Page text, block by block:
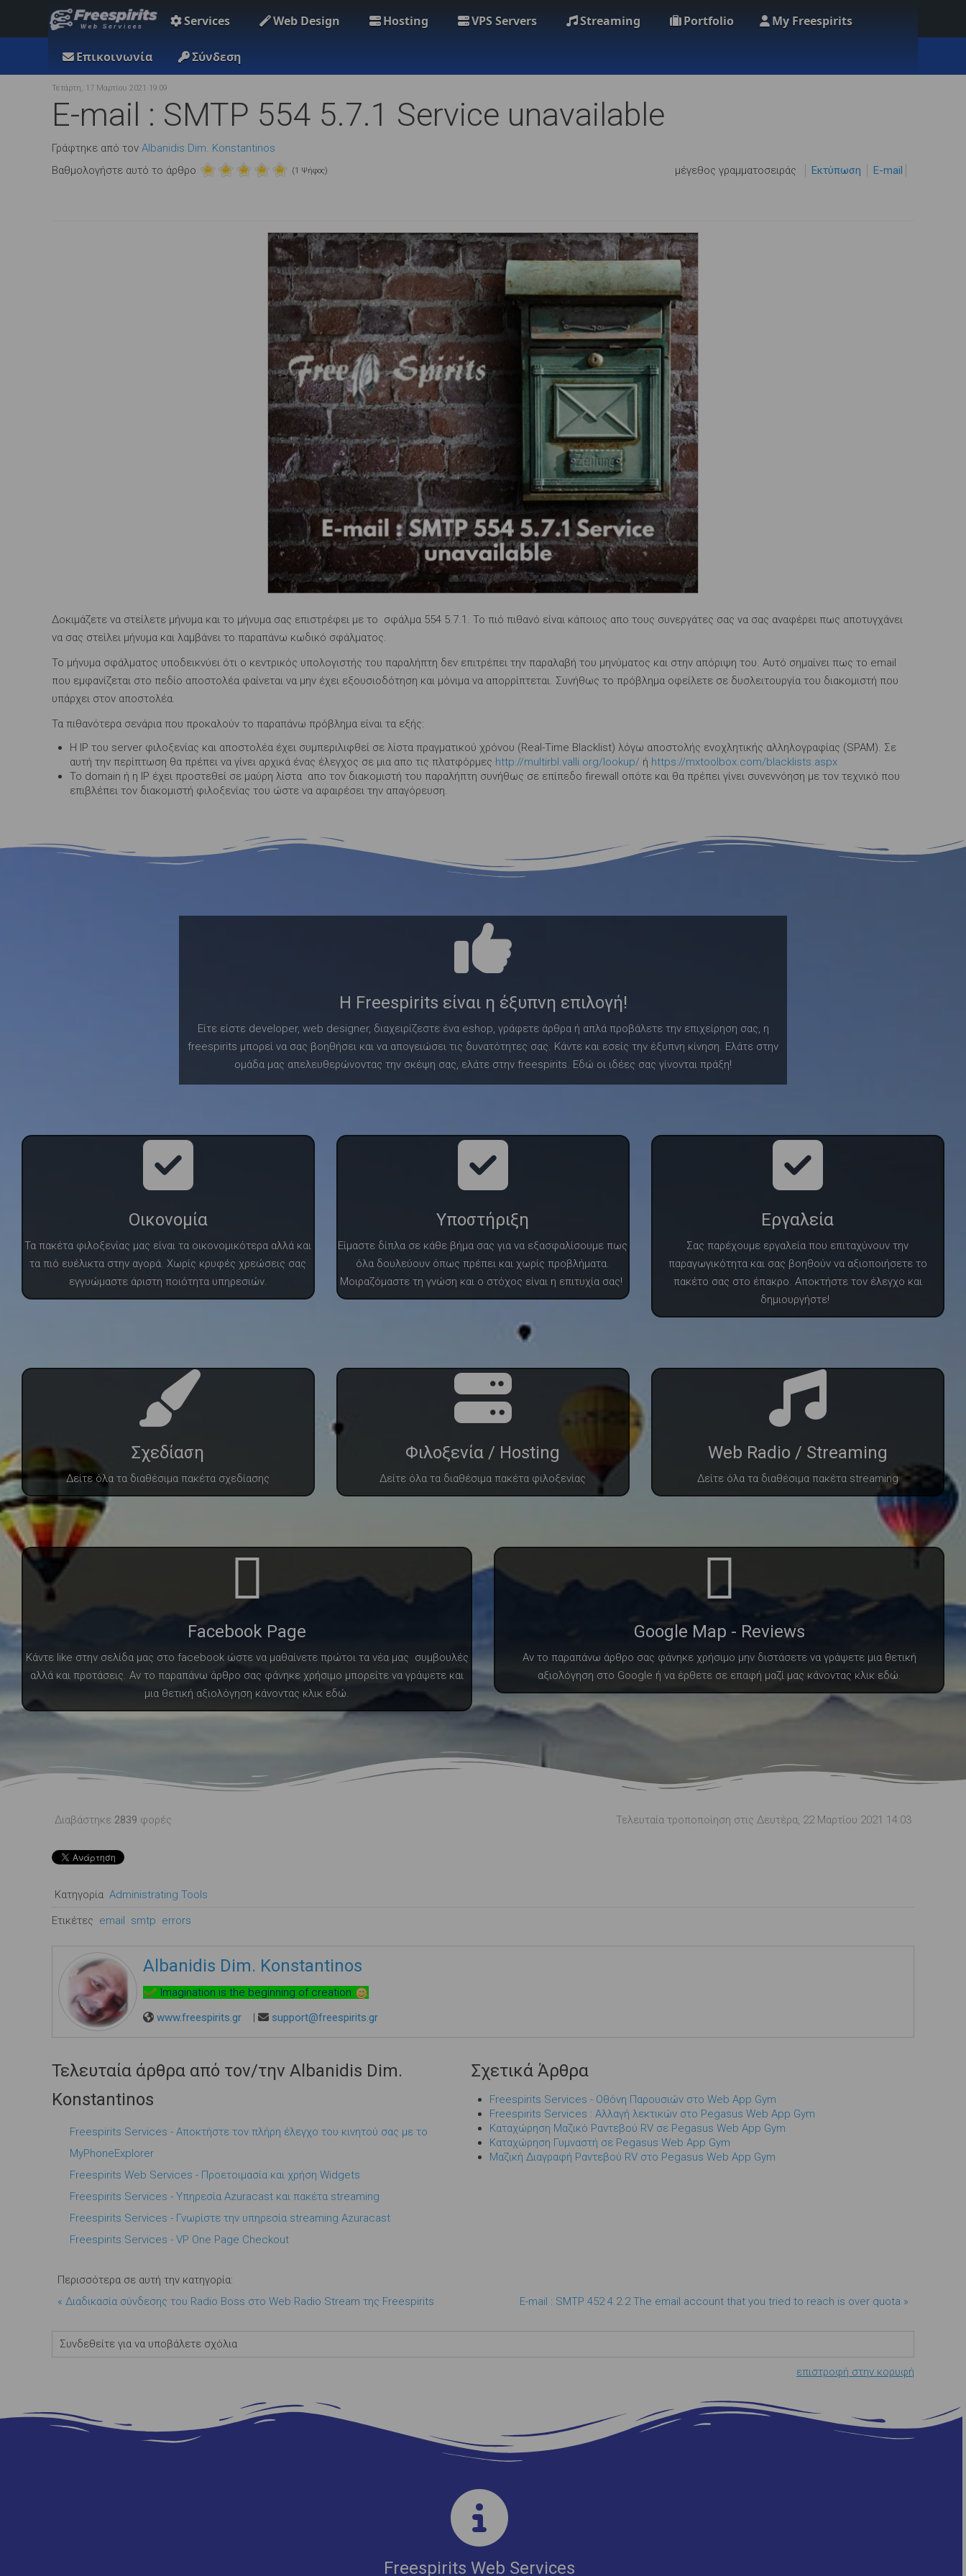
Services Web Design Hosting VPS Servers Streaming Portfolio My Freespirits
Επικοινωνία Σύνδεση
Τετάρτη, 17 Μαρτίου 2021 19:09
E-mail : SMTP 554 5.7.1 Service unavailable
Γράφτηκε από τονAlbanidis Dim. Konstantinos
μέγεθος γραμματοσειράς
Εκτύπωση E-mail
Βαθμολογήστε αυτό το άρθρο (1 Ψήφος)
Δοκιμάζετε να στείλετε μήνυμα και το μήνυμα σας επιστρέφει με το σφάλμα 554 5.7.1. Το πιό πιθανό είναι κάποιος απο τους συνεργάτες σας να σας αναφέρει πως αποτυγχάνει
να σας στείλει μήνυμα και λαμβάνει το παραπάνω κωδικό σφάλματος.
Το μήνυμα σφάλματος υποδεικνύει ότι ο κεντρικός υπολογιστής του παραλήπτη δεν επιτρέπει την παραλαβή του μηνύματος και στην απόριψη του. Αυτό σημαίνει πως το email
που εμφανίζεται στο πεδίο αποστολέα φαίνεται να μην έχει εξουσιοδότηση και μόνιμα να απορρίπτεται. Συνήθως το πρόβλημα οφείλετε σε δυσλειτουργία του διακομιστή που
υπάρχει στον αποστολέα.
Τα πιθανότερα σενάρια που προκαλούν το παραπάνω πρόβλημα είναι τα εξής:
Η IP του server φιλοξενίας και αποστολέα έχει συμπεριλιφθεί σε λίστα πραγματικού χρόνου (Real-Time Blacklist) λόγω αποστολής ενοχλητικής αλληλογραφίας (SPAM). Σε
αυτή την περίπτωση θα πρέπει να γίνει αρχικά ένας έλεγχος σε μια απο τις πλατφόρμες http://multirbl.valli.org/lookup/ ή https://mxtoolbox.com/blacklists.aspx
Το domain ή η IP έχει προστεθεί σε μαύρη λίστα απο τον διακομιστή του παραλήπτη συνήθως σε επίπεδο firewall οπότε και θα πρέπει γίνει συνεννόηση με τον τεχνικό που
επιβλέπει τον διακομιστή φιλοξενίας του ώστε να αφαιρέσει την απαγόρευση.
Η Freespirits είναι η έξυπνη επιλογή!
Είτε είστε developer, web designer, διαχειρίζεστε ένα eshop, γράφετε άρθρα ή απλά προβάλετε την επιχείρηση σας, η
freespirits μπορεί να σας βοηθήσει και να απογειώσει τις δυνατότητες σας. Κάντε και εσείς την έξυπνη κίνηση. Ελάτε στην
ομάδα μας απελευθερώνοντας την σκέψη σας, ελάτε στην freespirits. Εδώ οι ιδέες σας γίνονται πράξη!
Οικονομία
Τα πακέτα φιλοξενίας μας είναι τα οικονομικότερα αλλά και
τα πιό ευέλικτα στην αγορά. Χωρίς κρυφές χρεώσεις σας
εγγυώμαστε άριστη ποιότητα υπηρεσιών.
Υποστήριξη
Είμαστε δίπλα σε κάθε βήμα σας για να εξασφαλίσουμε πως
όλα δουλεύουν όπως πρέπει και χωρίς προβλήματα.
Μοιραζόμαστε τη γνώση και ο στόχος είναι η επιτυχία σας!
Εργαλεία
Σας παρέχουμε εργαλεία που επιταχύνουν την
παραγωγικότητα και σας βοηθούν να αξιοποιήσετε το
πακέτο σας στο έπακρο. Αποκτήστε τον έλεγχο και
δημιουργήστε!
Σχεδίαση
Δείτε όλα τα διαθέσιμα πακέτα σχεδίασης
Φιλοξενία / Hosting
Δείτε όλα τα διαθέσιμα πακέτα φιλοξενίας
Web Radio / Streaming
Δείτε όλα τα διαθέσιμα πακέτα streaming
Facebook Page
Κάντε like στην σελίδα μας στο facebook ώστε να μαθαίνετε πρώτοι τα νέα μας συμβουλές
αλλά και προτάσεις. Αν το παραπάνω άρθρο σας φάνηκε χρήσιμο μπορείτε να γράψετε και
μια θετική αξιολόγηση κάνοντας κλικ εδώ.
Google Map - Reviews
Αν το παραπάνω άρθρο σας φάνηκε χρήσιμο μην διστάσετε να γράψετε μια θετική
αξιολόγηση στο Google ή να έρθετε σε επαφή μαζί μας κάνοντας κλικ εδώ.
Διαβάστηκε 2839 φορές Τελευταία τροποποίηση στις Δευτέρα, 22 Μαρτίου 2021 14:03
Κατηγορία Administrating Tools
Ετικέτες email smtp errors
Albanidis Dim. Konstantinos
Imagination is the beginning of creation
www.freespirits.gr
| support@freespirits.gr
Τελευταία άρθρα από τον/την Albanidis Dim.
Konstantinos
Freespirits Services - Αποκτήστε τον πλήρη έλεγχο του κινητού σας με το
MyPhoneExplorer
Freespirits Web Services - Προετοιμασία και χρήση Widgets
Freespirits Services - Υπηρεσία Azuracast και πακέτα streaming
Freespirits Services - Γνωρίστε την υπηρεσία streaming Azuracast
Freespirits Services - VP One Page Checkout
Σχετικά Άρθρα
Freespirits Services - Οθόνη Παρουσιών στο Web App Gym
Freespirits Services : Αλλαγή λεκτικών στο Pegasus Web App Gym
Καταχώρηση Μαζικό Ραντεβού RV σε Pegasus Web App Gym
Καταχώρηση Γυμναστή σε Pegasus Web App Gym
Μαζική Διαγραφή Ραντεβού RV στο Pegasus Web App Gym
Περισσότερα σε αυτή την κατηγορία:
« Διαδικασία σύνδεσης του Radio Boss στο Web Radio Stream της Freespirits
E-mail : SMTP 452 4.2.2 The email account that you tried to reach is over quota »
Συνδεθείτε για να υποβάλετε σχόλια
επιστροφή στην κορυφή
Freespirits Web Services